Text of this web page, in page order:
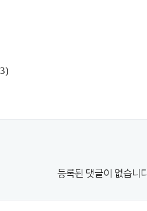
등록된 댓글이 없습니